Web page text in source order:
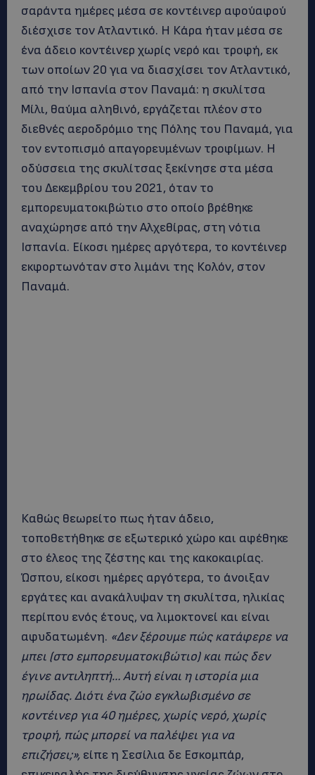
σαράντα ημέρες μέσα σε κοντέινερ αφούαφού
διέσχισε τον Ατλαντικό. Η Κάρα ήταν μέσα σε
ένα άδειο κοντέινερ χωρίς νερό και τροφή, εκ
των οποίων 20 για να διασχίσει τον Ατλαντικό,
από την Ισπανία στον Παναμά: η σκυλίτσα
Μίλι, θαύμα αληθινό, εργάζεται πλέον στο
διεθνές αεροδρόμιο της Πόλης του Παναμά, για
τον εντοπισμό απαγορευμένων τροφίμων. Η
οδύσσεια της σκυλίτσας ξεκίνησε στα μέσα
του Δεκεμβρίου του 2021, όταν το
εμπορευματοκιβώτιο στο οποίο βρέθηκε
αναχώρησε από την Αλχεθίρας, στη νότια
Ισπανία. Είκοσι ημέρες αργότερα, το κοντέινερ
εκφορτωνόταν στο λιμάνι της Κολόν, στον
Παναμά.
Καθώς θεωρείτο πως ήταν άδειο,
τοποθετήθηκε σε εξωτερικό χώρο και αφέθηκε
στο έλεος της ζέστης και της κακοκαιρίας.
Ώσπου, είκοσι ημέρες αργότερα, το άνοιξαν
εργάτες και ανακάλυψαν τη σκυλίτσα, ηλικίας
περίπου ενός έτους, να λιμοκτονεί και είναι
αφυδατωμένη. «Δεν ξέρουμε πώς κατάφερε να
μπει (στο εμπορευματοκιβώτιο) και πώς δεν
έγινε αντιληπτή… Αυτή είναι η ιστορία μια
ηρωίδας. Διότι ένα ζώο εγκλωβισμένο σε
κοντέινερ για 40 ημέρες, χωρίς νερό, χωρίς
τροφή, πώς μπορεί να παλέψει για να
επιζήσει;», είπε η Σεσίλια δε Εσκομπάρ,